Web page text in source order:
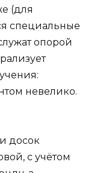
(для
специальные
опорой
невелико.
досок
с учётом